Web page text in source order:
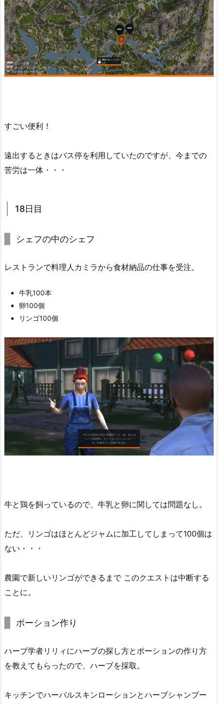
すごい便利！
遠出するときはバス停を利用していたのですが、今までの
苦労は一体・・・
18日目
シェフの中のシェフ
レストランで料理人カミラから食材納品の仕事を受注。
牛乳100本
卵100個
リンゴ100個
牛と鶏を飼っているので、牛乳と卵に関しては問題なし。
ただ、リンゴはほとんどジャムに加工してしまって100個は
ない・・・
農園で新しいリンゴができるまで このクエストは中断する
ことに。
ポーション作り
ハーブ学者リリィにハーブの探し方とポーションの作り方
を教えてもらったので、ハーブを採取。
キッチンでハーバルスキンローションとハーブシャンプー